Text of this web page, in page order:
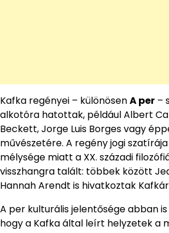
Kafka regényei – különösenA per –
alkotóra hatottak, például Albert
Beckett, Jorge Luis Borges vagy
művészetére. A regény jogi
mélysége miatt a XX. századi
visszhangra talált: többek között
Hannah Arendt is hivatkoztak
A per kulturális jelentősége abban
hogy a Kafka által leírt helyzetek a